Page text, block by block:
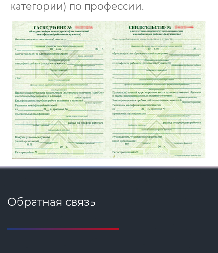
категории) по профессии.
Обратная связь